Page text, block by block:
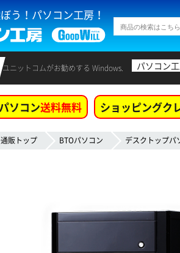
う！パソコン工房！
ユニットコムがお勧めする Windows. パソコン
ソコン送料無料 ショッピングク
販トップ BTOパソコン デスクトップパ